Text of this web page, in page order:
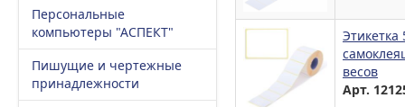
Персональные
компьютеры "АСПЕКТ"
Пишущие и чертежные
принадлежности
весов
Арт.